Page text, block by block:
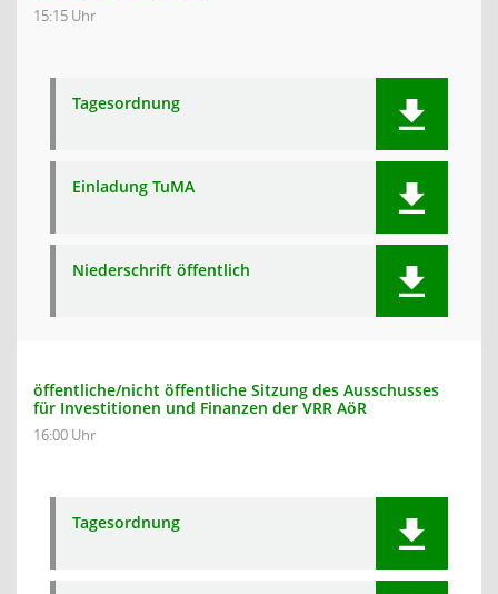
15:15 Uhr
Tagesordnung
Einladung TuMA
Niederschrift öffentlich
öffentliche/nicht öffentliche Sitzung des Ausschusses
für Investitionen und Finanzen der VRR AöR
16:00 Uhr
Tagesordnung